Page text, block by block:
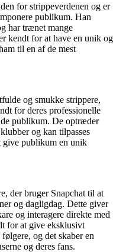
for strippeverdenen og er
publikum. Han
har trænet mange
kendt for at have en unik og
til en af de mest
og smukke strippere,
for deres professionelle
publikum. De optræder
og kan tilpasses
give publikum en unik
der bruger Snapchat til at
og dagligdag. Dette giver
og interagere direkte med
for at give eksklusivt
og det skaber en
og deres fans.